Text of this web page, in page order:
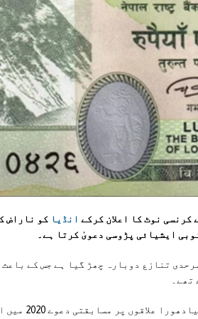
انڈیا کو ناراض
ایشیائی پڑوسی دعویٰ کرتا ہے۔
تنازع دوبارہ چھڑ گیا ہے جس کے
لیپولیکھ،